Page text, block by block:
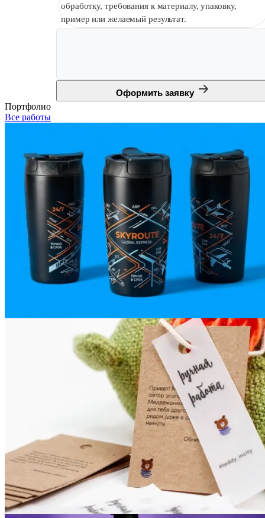
обработку, требования к материалу, упаковку,
пример или желаемый результат.
Оформить заявку
Портфолио
Все работы